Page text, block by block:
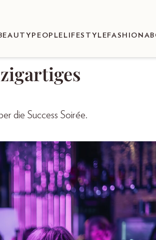
PEOPLE LIFESTYLEFASHION
die Success Soirée.